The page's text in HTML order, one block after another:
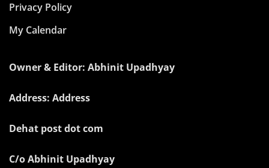
Privacy Policy
My Calendar
Owner & Editor: Abhinit Upadhyay
Address: Address
Dehat post dot com
C/o Abhinit Upadhyay